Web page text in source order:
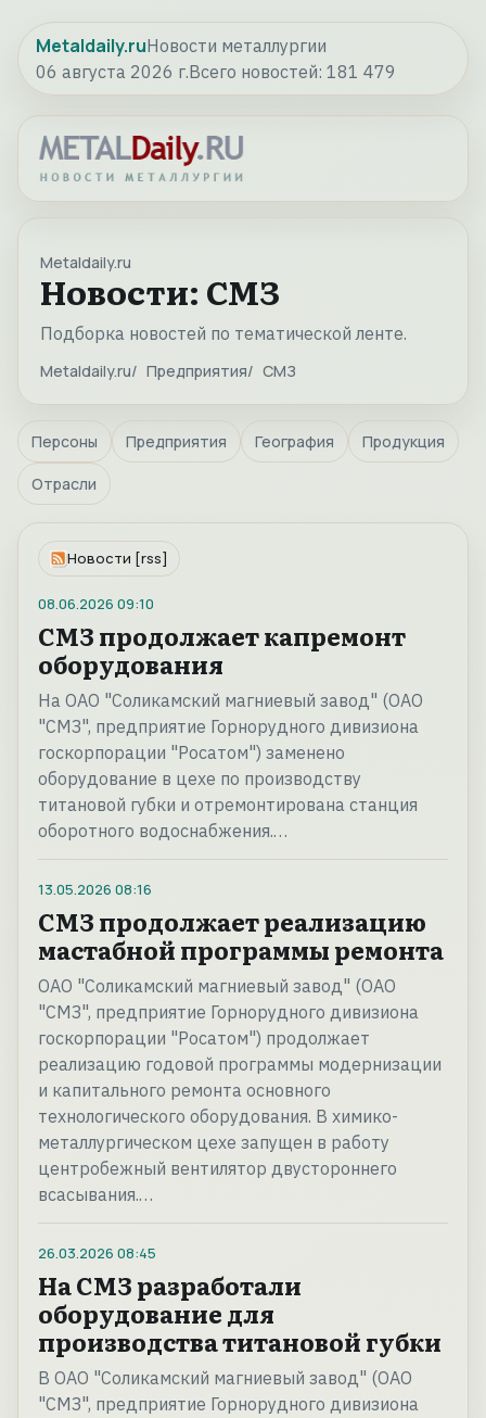
Metaldaily.ruНовости металлургии
06 августа 2026 г.Всего новостей: 181 479
Metaldaily.ru
Новости: СМЗ
Подборка новостей по тематической ленте.
Metaldaily.ru Предприятия СМЗ
Персоны Предприятия География Продукция
Отрасли
Новости [rss]
08.06.2026 09:10
СМЗ продолжает капремонт
оборудования
На ОАО "Соликамский магниевый завод" (ОАО
"СМЗ", предприятие Горнорудного дивизиона
госкорпорации "Росатом") заменено
оборудование в цехе по производству
титановой губки и отремонтирована станция
оборотного водоснабжения.…
13.05.2026 08:16
СМЗ продолжает реализацию
мастабной программы ремонта
ОАО "Соликамский магниевый завод" (ОАО
"СМЗ", предприятие Горнорудного дивизиона
госкорпорации "Росатом") продолжает
реализацию годовой программы модернизации
и капитального ремонта основного
технологического оборудования. В химико-
металлургическом цехе запущен в работу
центробежный вентилятор двустороннего
всасывания.…
26.03.2026 08:45
На СМЗ разработали
оборудование для
производства титановой губки
В ОАО "Соликамский магниевый завод" (ОАО
"СМЗ", предприятие Горнорудного дивизиона